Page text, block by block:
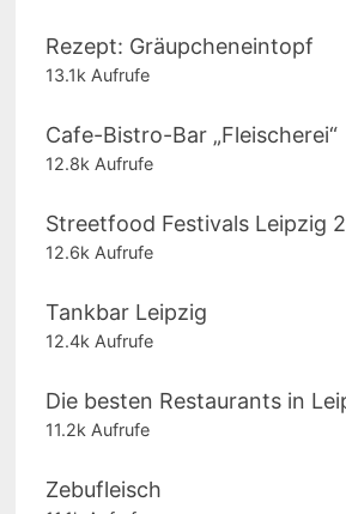
Rezept: Gräupcheneintopf
13.1k Aufrufe
Cafe-Bistro-Bar „Fleischerei“
12.8k Aufrufe
Streetfood Festivals Leipzig
12.6k Aufrufe
Tankbar Leipzig
12.4k Aufrufe
Die besten Restaurants in
11.2k Aufrufe
Zebufleisch